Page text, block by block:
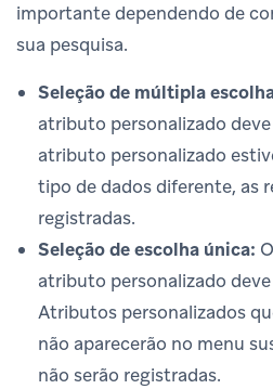
importante dependendo de
sua pesquisa.
Seleção de múltipla
atributo personalizado deve
atributo personalizado
tipo de dados diferente, as
registradas.
Seleção de escolha única:
atributo personalizado
Atributos personalizados
não aparecerão no menu
não serão registradas.